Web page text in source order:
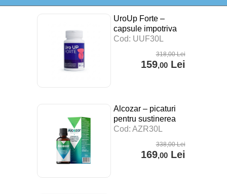
UroUp Forte –
capsule impotriva
prostatitei – 30 cps
Cod: UUF30L
318,00Lei
159,00Lei
Alcozar – picaturi
pentru sustinerea
digestiei, a
impotriva stresului –
Cod: AZR30L
338,00Lei
169,00Lei